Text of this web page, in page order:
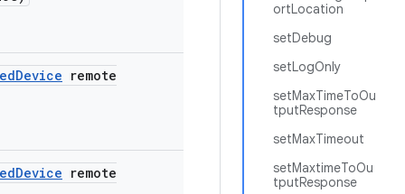
ortLocation
setDebug
setLogOnly
setMaxTimeToOu
tputResponse
setMaxTimeout
setMaxtimeToOu
tputResponse
Device remote
Device remote